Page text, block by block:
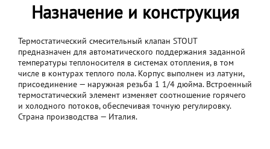
Назначение и конструкция
Термостатический смесительный клапан STOUT
предназначен для автоматического поддержания заданной
температуры теплоносителя в системах отопления, в том
числе в контурах теплого пола. Корпус выполнен из латуни,
присоединение — наружная резьба 1 1/4 дюйма. Встроенный
термостатический элемент изменяет соотношение горячего
и холодного потоков, обеспечивая точную регулировку.
Страна производства — Италия.